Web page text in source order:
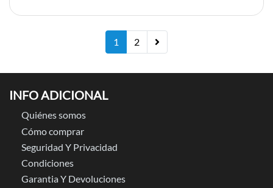
1 2
INFO ADICIONAL
Quiénes somos
Cómo comprar
Seguridad Y Privacidad
Condiciones
Garantia Y Devoluciones